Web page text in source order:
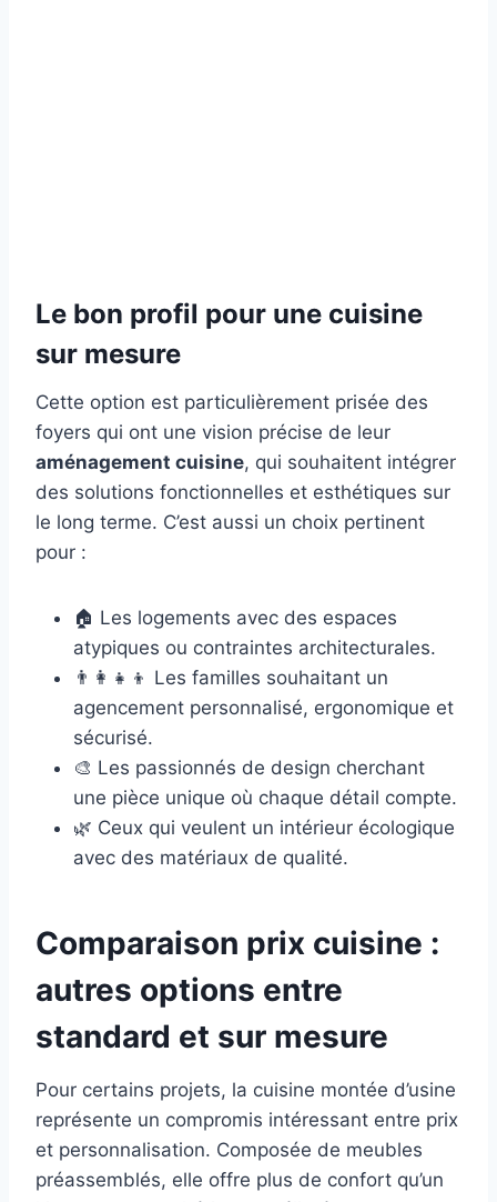
Le bon profil pour une cuisine
sur mesure
Cette option est particulièrement prisée des
foyers qui ont une vision précise de leur
aménagement cuisine, qui souhaitent intégrer
des solutions fonctionnelles et esthétiques sur
le long terme. C’est aussi un choix pertinent
pour :
🏠 Les logements avec des espaces
atypiques ou contraintes architecturales.
👨‍👩‍👧‍👦 Les familles souhaitant un
agencement personnalisé, ergonomique et
sécurisé.
🎨 Les passionnés de design cherchant
une pièce unique où chaque détail compte.
🌿 Ceux qui veulent un intérieur écologique
avec des matériaux de qualité.
Comparaison prix cuisine :
autres options entre
standard et sur mesure
Pour certains projets, la cuisine montée d’usine
représente un compromis intéressant entre prix
et personnalisation. Composée de meubles
préassemblés, elle offre plus de confort qu’un